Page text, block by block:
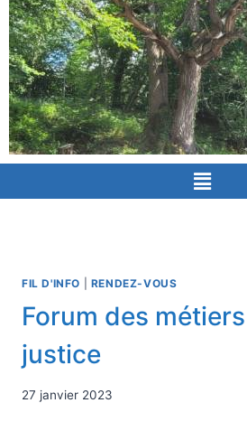
FIL D'INFO RENDEZ-VOUS
Forum des
justice
27 janvier 2023